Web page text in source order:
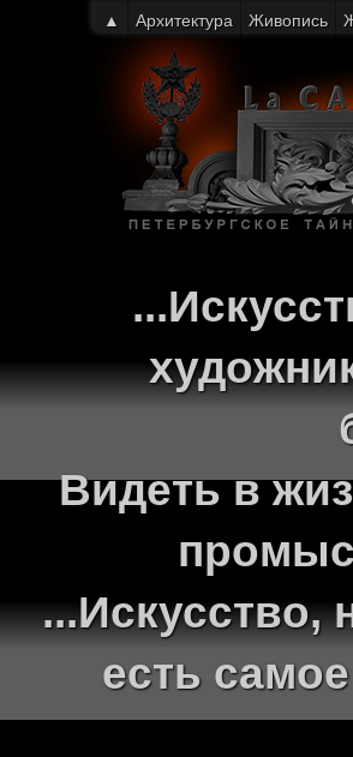
Видеть в
...Искусство,
есть
▲ Архитектура Живопись